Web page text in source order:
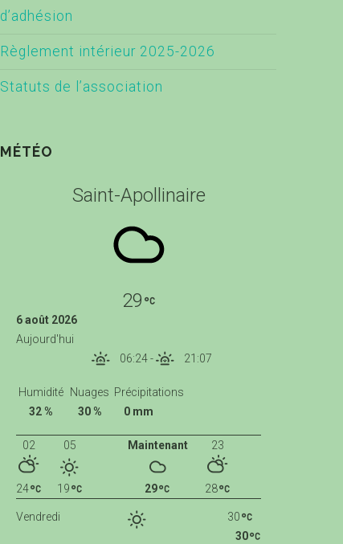
d’adhésion
Règlement intérieur 2025-2026
Statuts de l’association
MÉTÉO
Saint-Apollinaire
29
6 août 2026
Aujourd'hui
06:24- 21:07
Humidité
32 %
Nuages
30 %
Précipitations
0 mm
Maintenant
29
23
28
02
24
05
19
Vendredi
30
30